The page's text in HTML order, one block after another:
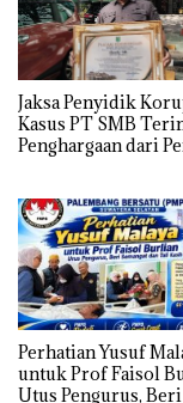
Jaksa Penyidik
Kasus PT SMB
Penghargaan dari
Perhatian Yusuf
untuk Prof Faisol
Utus Pengurus, Beri